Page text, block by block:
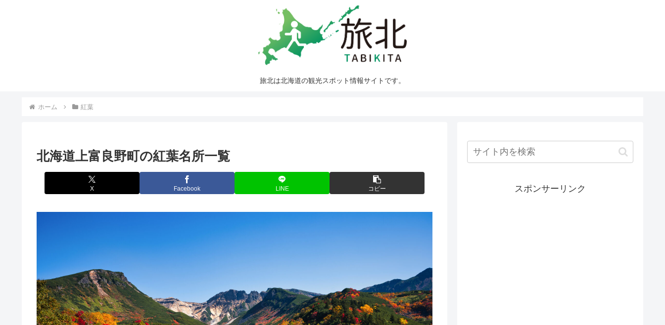
旅北は北海道の観光スポット情報サイトです。
ホーム 紅葉
北海道上富良野町の紅葉名所一覧
X Facebook LINE コピー スポンサーリンク